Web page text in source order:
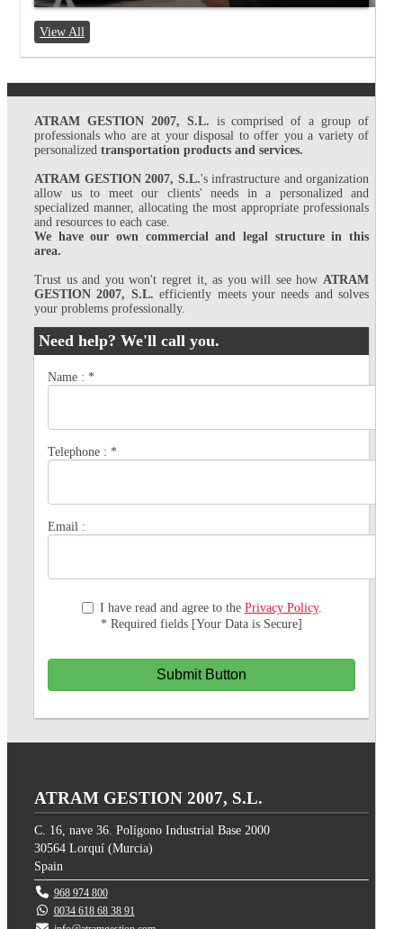
View All
ATRAM GESTION 2007, S.L. is comprised of a group of
professionals who are at your disposal to offer you a variety of
personalized transportation products and services.
ATRAM GESTION 2007, S.L.'s infrastructure and organization
allow us to meet our clients' needs in a personalized and
specialized manner, allocating the most appropriate professionals
and resources to each case.
We have our own commercial and legal structure in this
area.
Trust us and you won't regret it, as you will see how ATRAM
GESTION 2007, S.L. efficiently meets your needs and solves
your problems professionally.
Need help? We'll call you.
Name : *
Telephone : *
Email :
I have read and agree to the Privacy Policy.
* Required fields [Your Data is Secure]
Submit Button
ATRAM GESTION 2007, S.L.
C. 16, nave 36. Polígono Industrial Base 2000
30564 Lorquí (Murcia)
Spain
968 974 800
0034 618 68 38 91